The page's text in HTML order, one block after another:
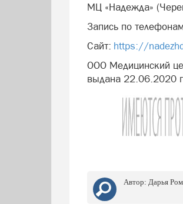
МЦ «Надежда»
Запись по
Сайт: https://
ООО Медицинский
выдана 22.06.2020
Автор: Дарья